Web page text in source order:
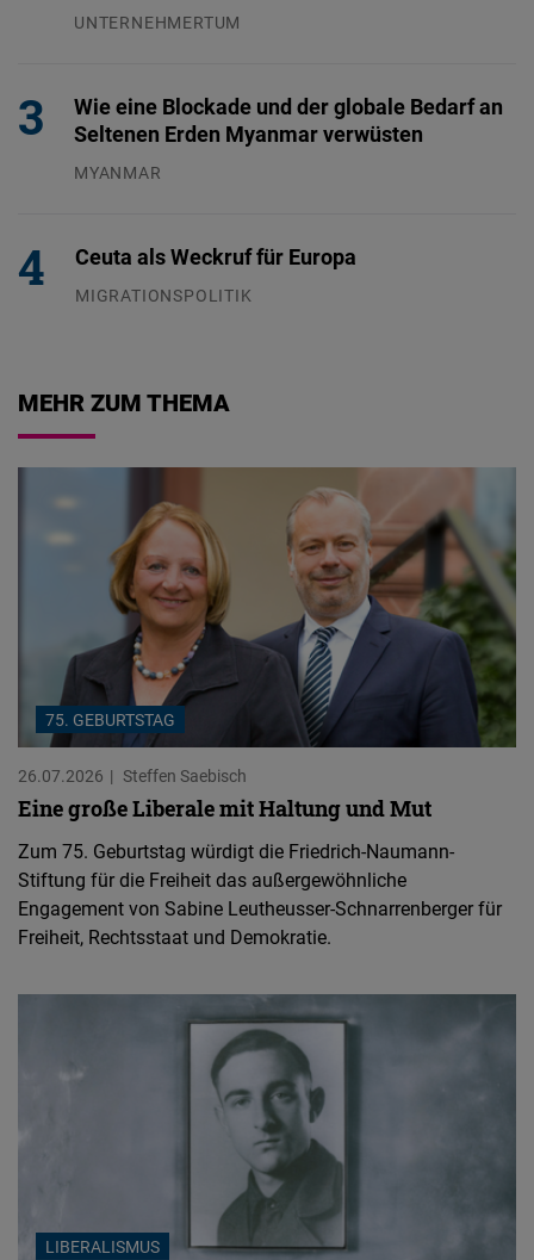
UNTERNEHMERTUM
Wie eine Blockade und der globale Bedarf an
Seltenen Erden Myanmar verwüsten
MYANMAR
Ceuta als Weckruf für Europa
MIGRATIONSPOLITIK
MEHR ZUM THEMA
75. GEBURTSTAG
26.07.2026 Steffen Saebisch
Eine große Liberale mit Haltung und Mut
Zum 75. Geburtstag würdigt die Friedrich-Naumann-
Stiftung für die Freiheit das außergewöhnliche
Engagement von Sabine Leutheusser-Schnarrenberger für
Freiheit, Rechtsstaat und Demokratie.
LIBERALISMUS